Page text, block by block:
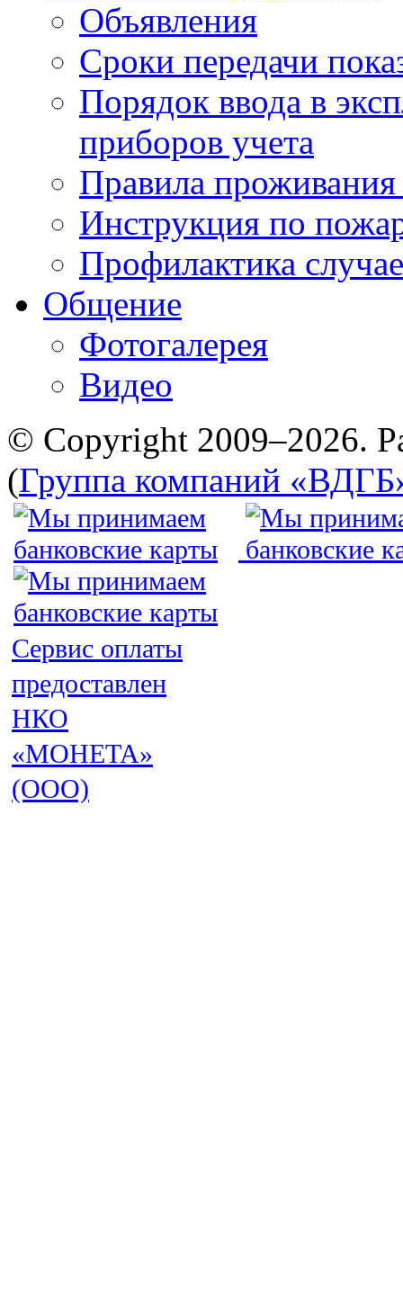
Объявления
Сроки передачи
Порядок ввода в
приборов учета
Правила
Инструкция по
Профилактика
Общение
Фотогалерея
Видео
© Copyright 2009–2026.
(Группа компаний
Сервис оплаты
предоставлен
НКО
«МОНЕТА»
(ООО)